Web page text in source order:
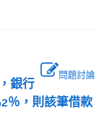
問題討論
銀行
％，則該筆借款